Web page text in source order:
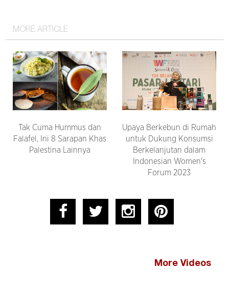
MORE ARTICLE
Tak Cuma Hummus dan
Falafel, Ini 8 Sarapan Khas
Palestina Lainnya
Upaya Berkebun di Rumah
untuk Dukung Konsumsi
Berkelanjutan dalam
Indonesian Women's
Forum 2023
More Videos